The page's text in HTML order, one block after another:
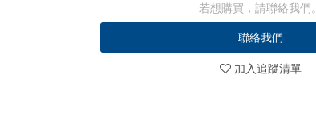
若想購買，請聯絡我們。
聯絡我們
加入追蹤清單